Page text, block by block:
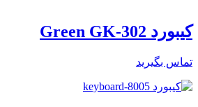
کیبورد Green GK-302
تماس بگیرید